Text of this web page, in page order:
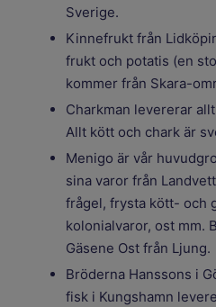
Sverige.
Kinnefrukt från
frukt och potatis (en
kommer från Skara-
Charkman levererar
Allt kött och chark är
Menigo är vår
sina varor från
frågel, frysta kött- och
kolonialvaror, ost mm.
Gäsene Ost från Ljung.
Bröderna Hanssons i
fisk i Kungshamn